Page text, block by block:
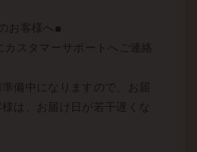
お客様へ■
スタマーサポートへご連絡
備中になりますので、お届
は、お届け日が若干遅くな